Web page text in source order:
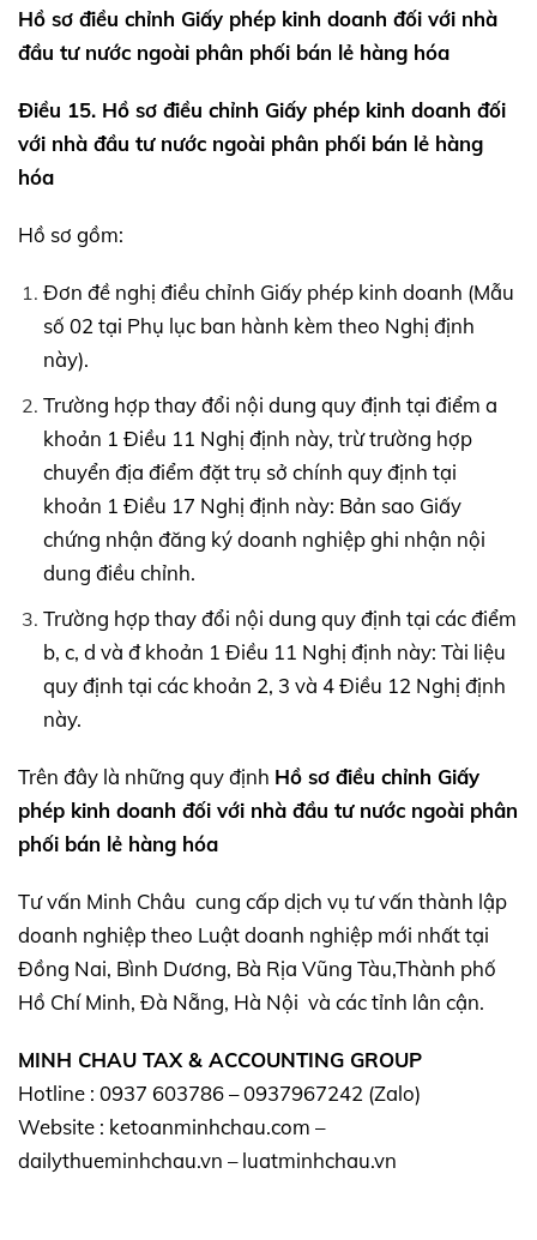
Hồ sơ điều chỉnh Giấy phép kinh doanh đối với nhà
đầu tư nước ngoài phân phối bán lẻ hàng hóa
Điều 15. Hồ sơ điều chỉnh Giấy phép kinh doanh đối
với nhà đầu tư nước ngoài phân phối bán lẻ hàng
hóa
Hồ sơ gồm:
Đơn đề nghị điều chỉnh Giấy phép kinh doanh (Mẫu
số 02 tại Phụ lục ban hành kèm theo Nghị định
này).
Trường hợp thay đổi nội dung quy định tại điểm a
khoản 1 Điều 11 Nghị định này, trừ trường hợp
chuyển địa điểm đặt trụ sở chính quy định tại
khoản 1 Điều 17 Nghị định này: Bản sao Giấy
chứng nhận đăng ký doanh nghiệp ghi nhận nội
dung điều chỉnh.
Trường hợp thay đổi nội dung quy định tại các điểm
b, c, d và đ khoản 1 Điều 11 Nghị định này: Tài liệu
quy định tại các khoản 2, 3 và 4 Điều 12 Nghị định
này.
Trên đây là những quy định Hồ sơ điều chỉnh Giấy
phép kinh doanh đối với nhà đầu tư nước ngoài phân
phối bán lẻ hàng hóa
Tư vấn Minh Châu cung cấp dịch vụ tư vấn thành lập
doanh nghiệp theo Luật doanh nghiệp mới nhất tại
Đồng Nai, Bình Dương, Bà Rịa Vũng Tàu,Thành phố
Hồ Chí Minh, Đà Nẵng, Hà Nội và các tỉnh lân cận.
MINH CHAU TAX & ACCOUNTING GROUP
Hotline : 0937 603786 – 0937967242 (Zalo)
Website : ketoanminhchau.com –
dailythueminhchau.vn – luatminhchau.vn